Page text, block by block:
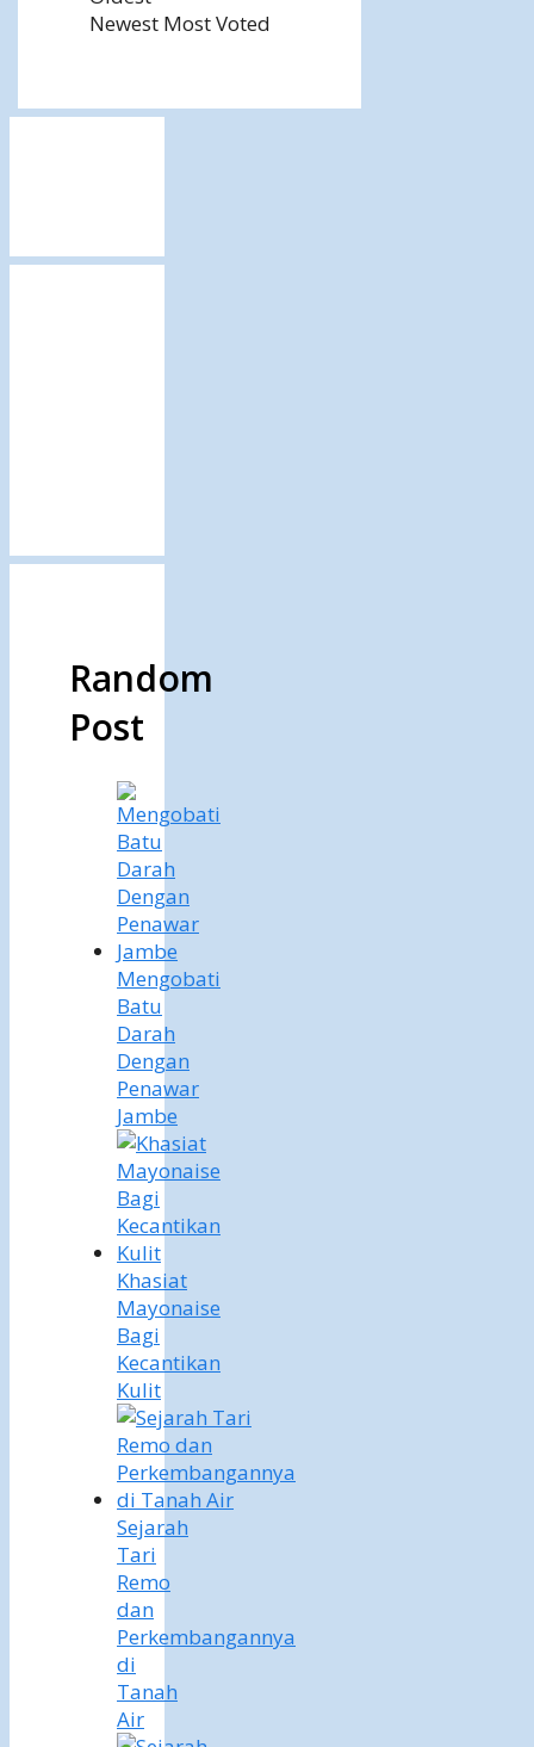
Newest Most Voted
Random
Post
Mengobati
Batu
Darah
Dengan
Penawar
Jambe
Khasiat
Mayonaise
Bagi
Kecantikan
Kulit
Sejarah
Tari
Remo
dan
Perkembangannya
di
Tanah
Air